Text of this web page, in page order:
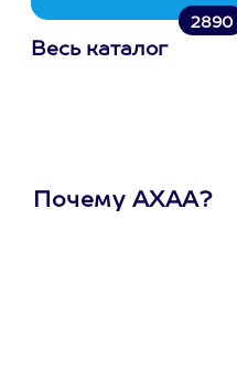
2890
Весь каталог
Почему АХАА?